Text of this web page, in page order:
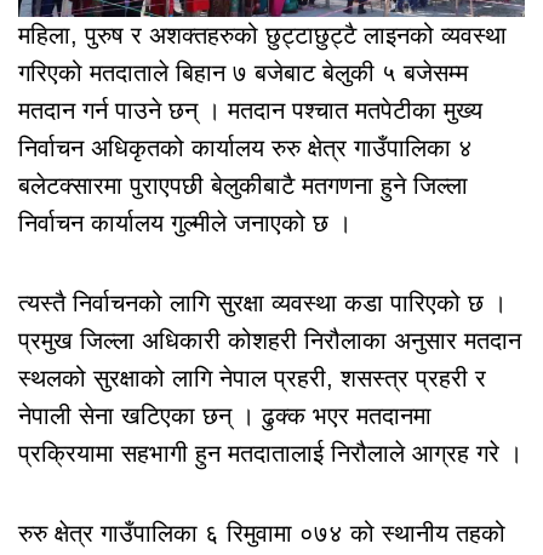
महिला, पुरुष र अशक्तहरुको छुट्टाछुट्टै लाइनको व्यवस्था
गरिएको मतदाताले बिहान ७ बजेबाट बेलुकी ५ बजेसम्म
मतदान गर्न पाउने छन् । मतदान पश्चात मतपेटीका मुख्य
निर्वाचन अधिकृतको कार्यालय रुरु क्षेत्र गाउँपालिका ४
बलेटक्सारमा पुराएपछी बेलुकीबाटै मतगणना हुने जिल्ला
निर्वाचन कार्यालय गुल्मीले जनाएको छ ।
त्यस्तै निर्वाचनको लागि सुरक्षा व्यवस्था कडा पारिएको छ ।
प्रमुख जिल्ला अधिकारी कोशहरी निरौलाका अनुसार मतदान
स्थलको सुरक्षाको लागि नेपाल प्रहरी, शसस्त्र प्रहरी र
नेपाली सेना खटिएका छन् । ढुक्क भएर मतदानमा
प्रक्रियामा सहभागी हुन मतदातालाई निरौलाले आग्रह गरे ।
रुरु क्षेत्र गाउँपालिका ६ रिमुवामा ०७४ को स्थानीय तहको